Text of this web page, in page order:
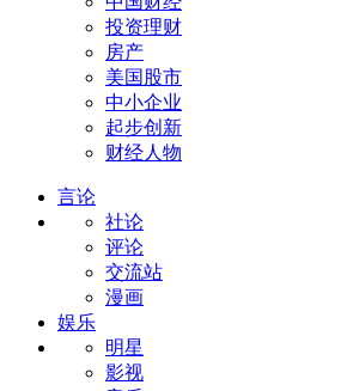
投资理财
房产
美国股市
中小企业
起步创新
财经人物
言论
社论
评论
交流站
漫画
娱乐
明星
影视